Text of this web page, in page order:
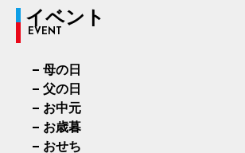
イベント
EVENT
母の日
父の日
お中元
お歳暮
おせち